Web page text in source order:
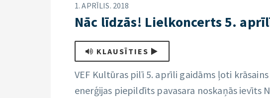
1. APRĪLIS. 2018
Nāc līdzās! Lielkoncerts 5.
KLAUSĪTIES
VEF Kultūras pilī 5. aprīli gaidāms ļoti
enerģijas piepildīts pavasara noskaņās ievīts